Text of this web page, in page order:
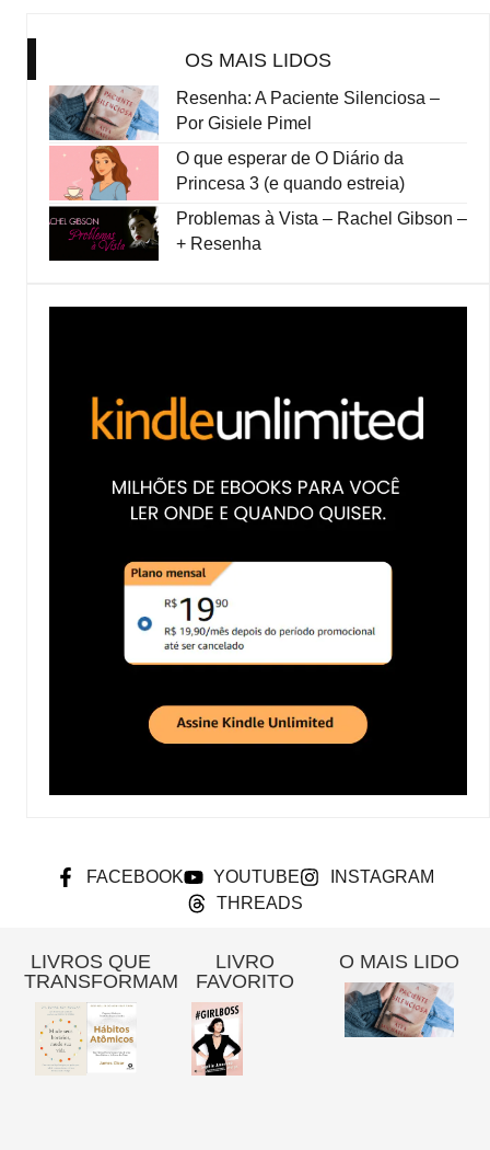
OS MAIS LIDOS
Resenha: A Paciente Silenciosa –
Por Gisiele Pimel
O que esperar de O Diário da
Princesa 3 (e quando estreia)
Problemas à Vista – Rachel Gibson –
+ Resenha
FACEBOOK YOUTUBE
INSTAGRAM
THREADS
LIVROS QUE
TRANSFORMAM
LIVRO
FAVORITO
O MAIS LIDO